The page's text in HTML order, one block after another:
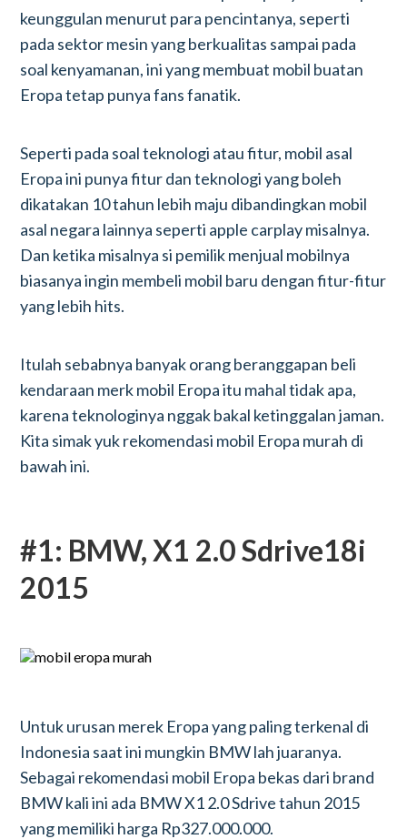
keunggulan menurut para pencintanya, seperti
pada sektor mesin yang berkualitas sampai pada
soal kenyamanan, ini yang membuat mobil buatan
Eropa tetap punya fans fanatik.
Seperti pada soal teknologi atau fitur, mobil asal
Eropa ini punya fitur dan teknologi yang boleh
dikatakan 10 tahun lebih maju dibandingkan mobil
asal negara lainnya seperti apple carplay misalnya.
Dan ketika misalnya si pemilik menjual mobilnya
biasanya ingin membeli mobil baru dengan fitur-fitur
yang lebih hits.
Itulah sebabnya banyak orang beranggapan beli
kendaraan merk mobil Eropa itu mahal tidak apa,
karena teknologinya nggak bakal ketinggalan jaman.
Kita simak yuk rekomendasi mobil Eropa murah di
bawah ini.
#1: BMW, X1 2.0 Sdrive18i
2015
Untuk urusan merek Eropa yang paling terkenal di
Indonesia saat ini mungkin BMW lah juaranya.
Sebagai rekomendasi mobil Eropa bekas dari brand
BMW kali ini ada BMW X1 2.0 Sdrive tahun 2015
yang memiliki harga Rp327.000.000.